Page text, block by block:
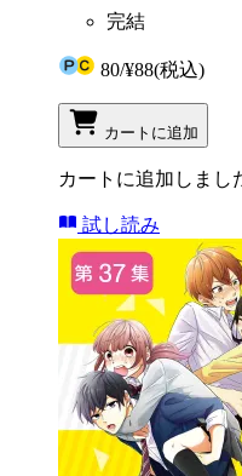
完結
80/¥88(税込)
カートに追加
カートに追加しまし
試し読み